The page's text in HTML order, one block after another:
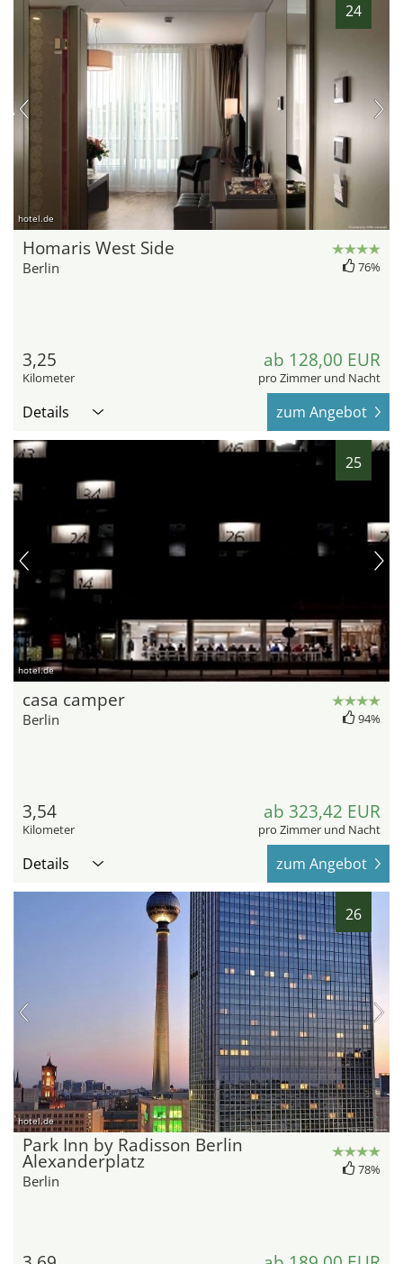
24
hotel.de
Homaris West Side
Berlin 76%
3,25
Kilometer
ab 128,00 EUR
pro Zimmer und Nacht
Details zum Angebot
25
hotel.de
casa camper
Berlin 94%
3,54
Kilometer
ab 323,42 EUR
pro Zimmer und Nacht
Details zum Angebot
26
hotel.de
Park Inn by Radisson Berlin
Alexanderplatz
Berlin
78%